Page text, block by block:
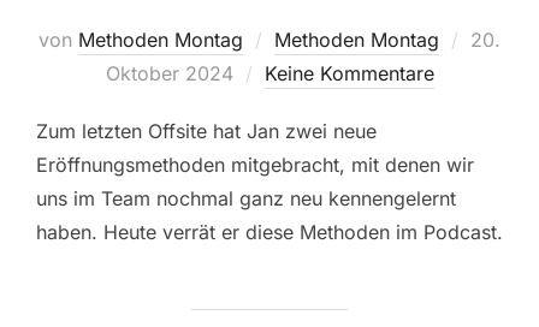
von Methoden Montag Methoden Montag
20.
Oktober 2024
Keine Kommentare
Zum letzten Offsite hat Jan zwei neue
Eröffnungsmethoden mitgebracht, mit denen wir
uns im Team nochmal ganz neu kennengelernt
haben. Heute verrät er diese Methoden im Podcast.